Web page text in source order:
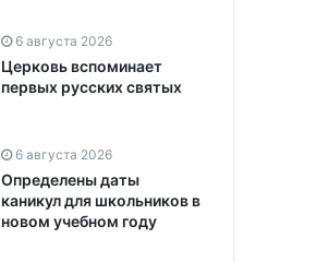
6 августа 2026
Церковь вспоминает
первых русских святых
6 августа 2026
Определены даты
каникул для школьников в
новом учебном году